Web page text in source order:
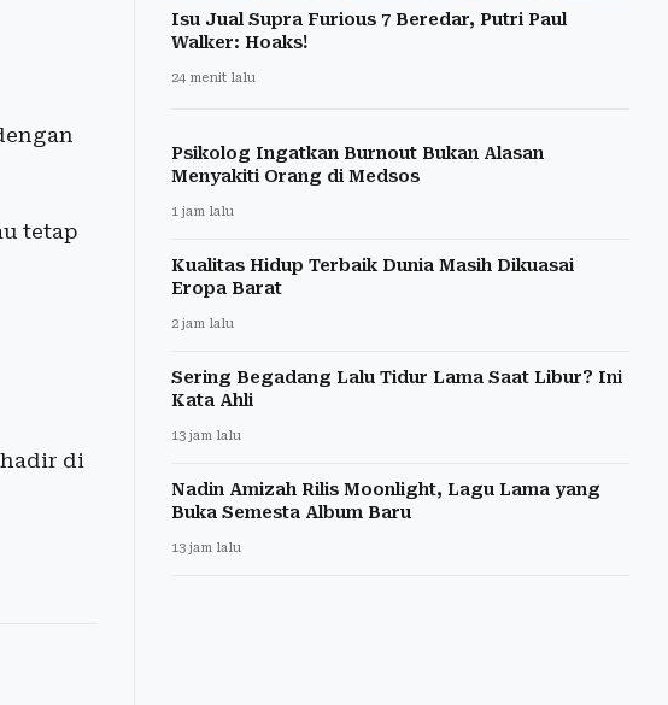
tetap
di
Isu Jual Supra Furious 7 Beredar, Putri Paul
Walker: Hoaks!
24 menit lalu
Psikolog Ingatkan Burnout Bukan Alasan
Menyakiti Orang di Medsos
1 jam lalu
Kualitas Hidup Terbaik Dunia Masih Dikuasai
Eropa Barat
2 jam lalu
Sering Begadang Lalu Tidur Lama Saat Libur? Ini
Kata Ahli
13 jam lalu
Nadin Amizah Rilis Moonlight, Lagu Lama yang
Buka Semesta Album Baru
13 jam lalu